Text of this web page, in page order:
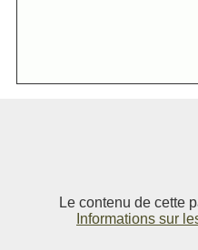
Le contenu de cette
Informations sur